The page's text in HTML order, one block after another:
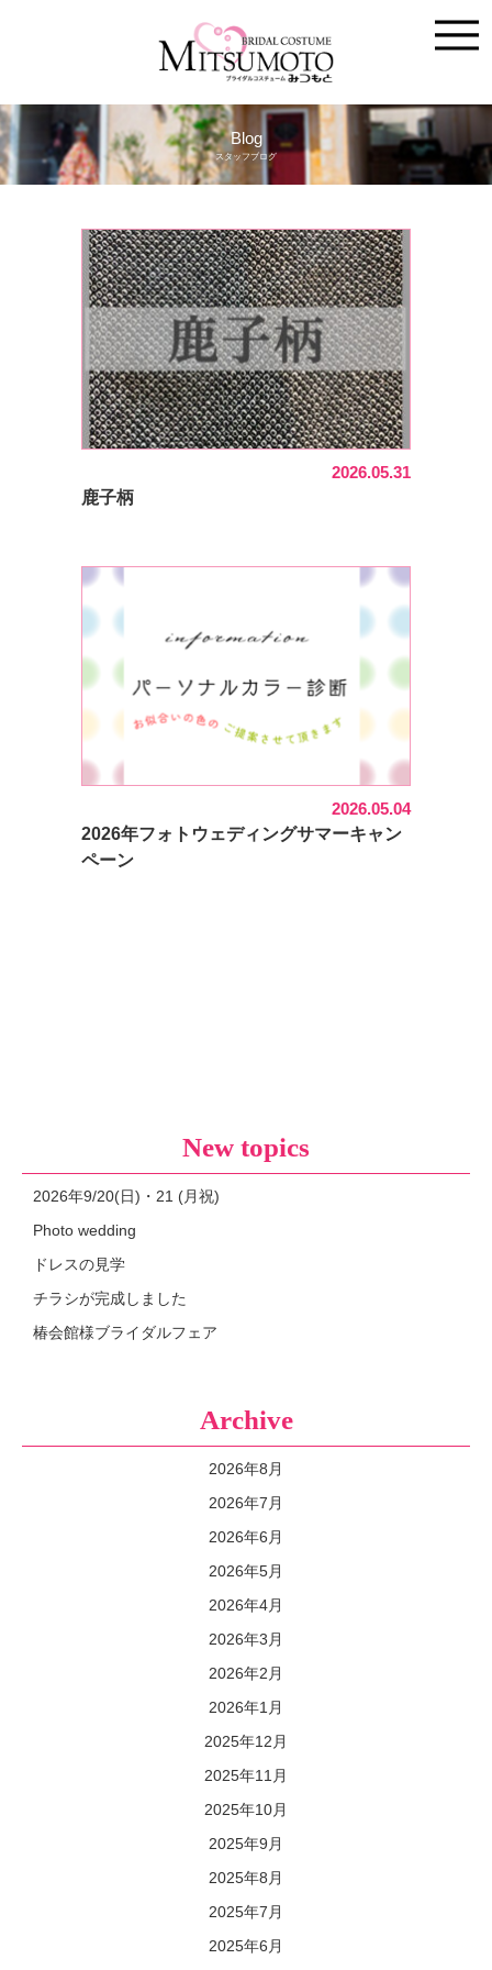
Blog
スタッフブログ
2026.05.31
鹿子柄
2026.05.04
2026年フォトウェディングサマーキャン
ペーン
New topics
2026年9/20(日)・21 (月祝)
Photo wedding
ドレスの見学
チラシが完成しました
椿会館様ブライダルフェア
Archive
2026年8月
2026年7月
2026年6月
2026年5月
2026年4月
2026年3月
2026年2月
2026年1月
2025年12月
2025年11月
2025年10月
2025年9月
2025年8月
2025年7月
2025年6月